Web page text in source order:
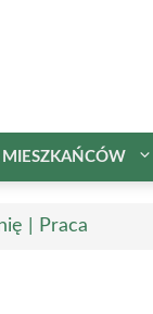
MIESZKAŃCÓW
| Praca